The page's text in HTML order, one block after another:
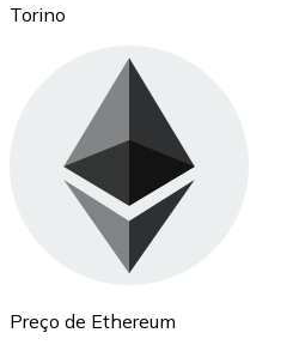
Ethereum
ETH
Torino
Preço de Ethereum